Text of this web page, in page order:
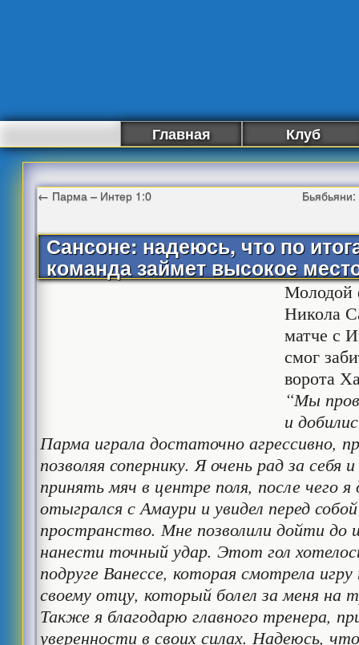
Главная Клуб
← Парма – Интер 1:0
Сансоне: надеюсь, что по
команда займет высокое
Молодой
Никола
матче с
смог
ворота
“Мы
и
Парма играла достаточно агрессивно,
позволяя сопернику. Я очень рад за себя
принять мяч в центре поля, после чего
отыгрался с Амаури и увидел перед
пространство. Мне позволили дойти
нанести точный удар. Этот гол
подруге Ванессе, которая смотрела
своему отцу, который болел за меня на
Также я благодарю главного тренера,
уверенности в своих силах. Надеюсь,